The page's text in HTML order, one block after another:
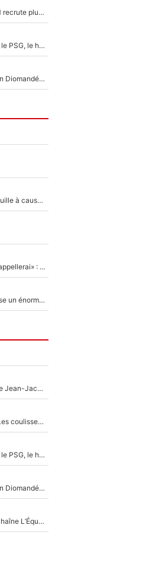
«Le budget a augmenté» : Decathlon-CMA CGM recrute plusieurs coureurs pour offrir à Paul Seixas une équipe pour gagner le Tour de France 2027
«Le suicide de Ferran Torres» : En partance pour le PSG, le héros de la finale de la Coupe du monde s'attire les foudres de la presse espagnole !
Antoine Griezmann et N'Golo Kanté : Comme Yan Diomandé, les deux champions du monde ont refusé de signer au PSG !
«Détester à vie», Stéphane Guy dans une embrouille à cause du PSG !
Mercato - OM - «Dès que je prends un club, je t’appellerai» : La promesse de Marcelino au moment de claquer la porte
Victime de racisme contre Murray, Kyrgios pousse un énorme coup de gueule !
Un documentaire avec Zinedine Zidane : Comme Jean-Jacques Goldman et Mylène Farmer, le nouveau sélectionneur de l'équipe de France a recalé une journaliste très connue
Le PSG comme seule option après Barcelone ? Les coulisses de la signature historique de Lionel Messi sont révélées au grand jour !
«Le suicide de Ferran Torres» : En partance pour le PSG, le héros de la finale de la Coupe du monde s'attire les foudres de la presse espagnole !
Antoine Griezmann et N'Golo Kanté : Comme Yan Diomandé, les deux champions du monde ont refusé de signer au PSG !
Un chroniqueur de L’Équipe du Soir viré par La Chaîne L’Équipe : Même Olivier Ménard n’avait pas pu empêcher son départ, «je l’ai appris sur Twitter, je l’ai vécu assez mal»